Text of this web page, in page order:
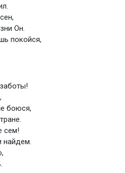
Он.
покойся,
боюся,
сем!
найдем.